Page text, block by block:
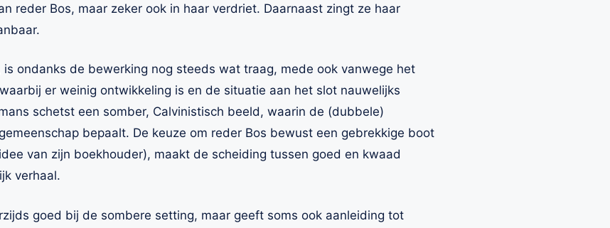
reder Bos, maar zeker ook in haar verdriet. Daarnaast zingt ze haar
ondanks de bewerking nog steeds wat traag, mede ook vanwege het
er weinig ontwikkeling is en de situatie aan het slot nauwelijks
schetst een somber, Calvinistisch beeld, waarin de (dubbele)
bepaalt. De keuze om reder Bos bewust een gebrekkige boot
van zijn boekhouder), maakt de scheiding tussen goed en kwaad
verhaal.
goed bij de sombere setting, maar geeft soms ook aanleiding tot